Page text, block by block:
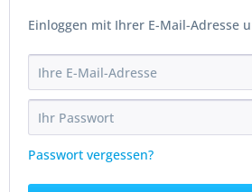
Einloggen mit Ihrer E-Mail-Adresse
Passwort vergessen?